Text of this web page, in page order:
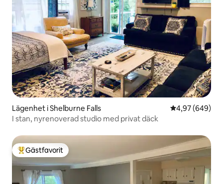
Lägenhet i Shelburne Falls 4,97 av 5 i
4,97 (649)
I stan, nyrenoverad studio med privat däck
Populär gästfavorit
Gästfavorit